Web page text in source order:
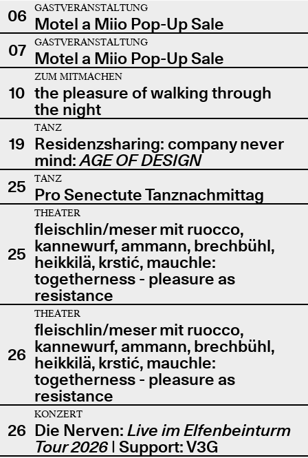
06
GASTVERANSTALTUNG
Motel a Miio Pop-Up Sale
07
GASTVERANSTALTUNG
Motel a Miio Pop-Up Sale
10
ZUM MITMACHEN
the pleasure of walking through
the night
19
TANZ
Residenzsharing: company never
mind:AGE OF DESIGN
25
TANZ
Pro Senectute Tanznachmittag
25
THEATER
fleischlin/meser mit ruocco,
kannewurf, ammann, brechbühl,
heikkilä, krstić, mauchle:
togetherness - pleasure as
resistance
26
THEATER
fleischlin/meser mit ruocco,
kannewurf, ammann, brechbühl,
heikkilä, krstić, mauchle:
togetherness - pleasure as
resistance
26
KONZERT
Die Nerven: Live im Elfenbeinturm
Tour 2026| Support: V3G